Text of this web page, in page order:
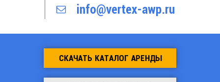
info@vertex-awp.ru
СКАЧАТЬ КАТАЛОГ АРЕНДЫ